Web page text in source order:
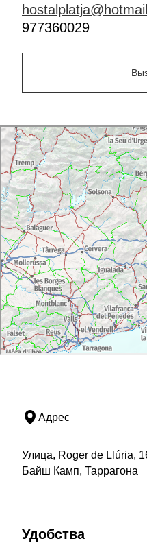
977360029
Адрес
Улица, Roger de Llúria,
Байш Камп, Таррагона
Удобства